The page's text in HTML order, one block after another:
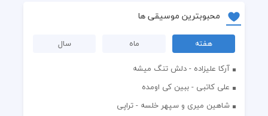
محبوبترین موسیقی ها
هفته ماه
سال
آرکا علیزاده - دلش تنگ میشه
علی کاتبی - ببین کی اومده
شاهین میری و سپهر خلسه - تراپی